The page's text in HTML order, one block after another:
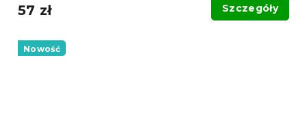
57 zł Szczegóły
Nowość